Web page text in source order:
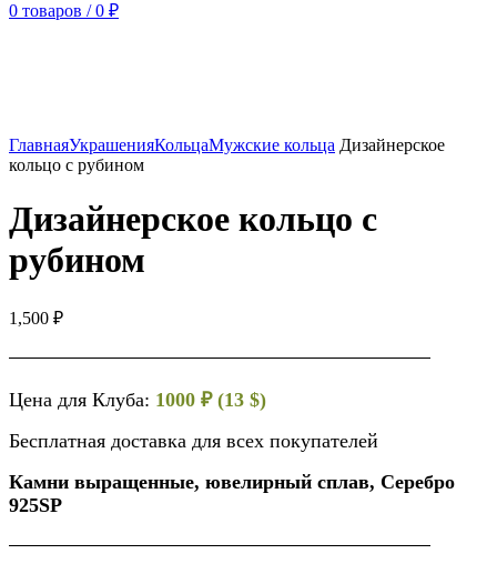
0 товаров / 0 ₽
ГлавнаяУкрашенияКольцаМужские кольца Дизайнерское
кольцо с рубином
Дизайнерское кольцо с
рубином
1,500 ₽
Цена для Клуба: 1000 ₽ (13 $)
Бесплатная доставка для всех покупателей
Камни выращенные, ювелирный сплав, Серебро
925SP